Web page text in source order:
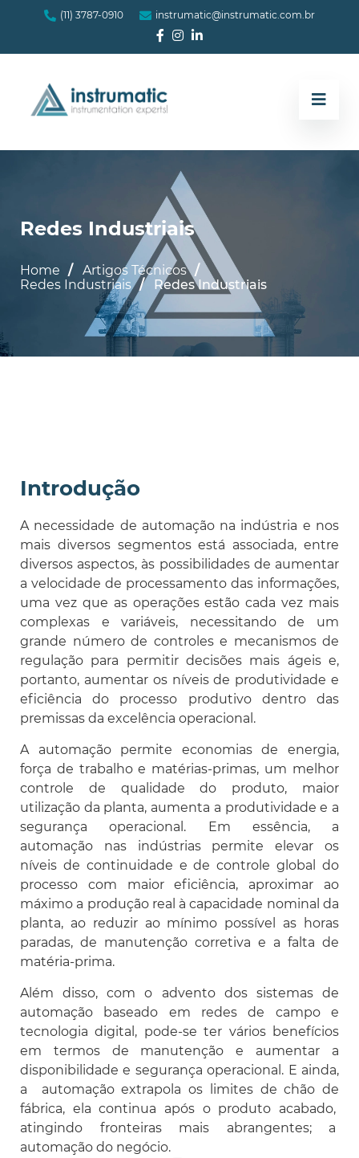
(11) 3787-0910 instrumatic@instrumatic.com.br
Redes Industriais
Home
Artigos Técnicos
Redes Industriais
Redes Industriais
Introdução
A necessidade de automação na indústria e nos
mais diversos segmentos está associada, entre
diversos aspectos, às possibilidades de aumentar
a velocidade de processamento das informações,
uma vez que as operações estão cada vez mais
complexas e variáveis, necessitando de um
grande número de controles e mecanismos de
regulação para permitir decisões mais ágeis e,
portanto, aumentar os níveis de produtividade e
eficiência do processo produtivo dentro das
premissas da excelência operacional.
A automação permite economias de energia,
força de trabalho e matérias-primas, um melhor
controle de qualidade do produto, maior
utilização da planta, aumenta a produtividade e a
segurança operacional. Em essência, a
automação nas indústrias permite elevar os
níveis de continuidade e de controle global do
processo com maior eficiência, aproximar ao
máximo a produção real à capacidade nominal da
planta, ao reduzir ao mínimo possível as horas
paradas, de manutenção corretiva e a falta de
matéria-prima.
Além disso, com o advento dos sistemas de
automação baseado em redes de campo e
tecnologia digital, pode-se ter vários benefícios
em termos de manutenção e aumentar a
disponibilidade e segurança operacional. E ainda,
a automação extrapola os limites de chão de
fábrica, ela continua após o produto acabado,
atingindo fronteiras mais abrangentes; a
automação do negócio.